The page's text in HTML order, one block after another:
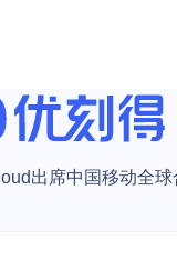
出席中国移动全